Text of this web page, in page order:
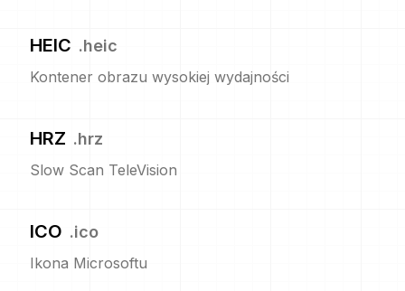
HEIC .heic
Kontener obrazu wysokiej wydajności
HRZ .hrz
Slow Scan TeleVision
ICO .ico
Ikona Microsoftu